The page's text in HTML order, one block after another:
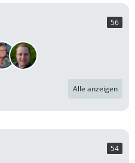
56
Alle anzeigen
54